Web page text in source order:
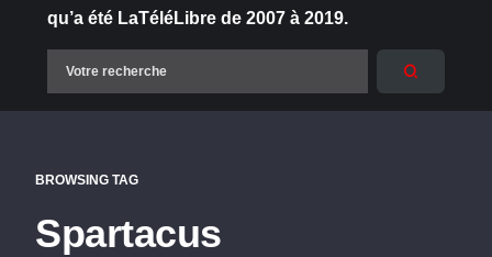
qu’a été LaTéléLibre de 2007 à 2019.
BROWSING TAG
Spartacus